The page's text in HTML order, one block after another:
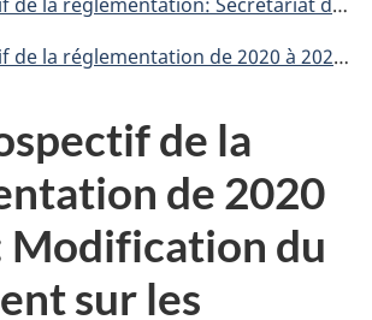
de 2020 à 2022, Secrétariat du Conseil du Trésor du Canada
de la
de 2020
Modification du
sur les